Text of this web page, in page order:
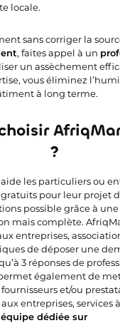
locale.
sans corriger la
, faites appel à un
un assèchement
vous éliminez
à long terme.
?
les particuliers ou
pour leur projet
possible grâce à
mais complète.
entreprises,
de déposer une
3 réponses de
également de
et/ou
aux entreprises, services
dédiée sur